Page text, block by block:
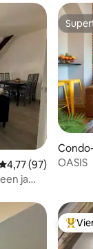
4,77 (97)
ja
OASIS